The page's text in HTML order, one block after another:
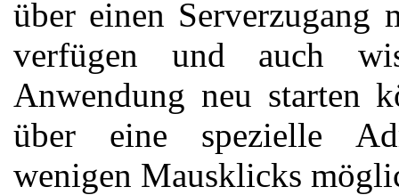
über einen Serverzugang
verfügen und auch
Anwendung neu starten
über eine spezielle
wenigen Mausklicks